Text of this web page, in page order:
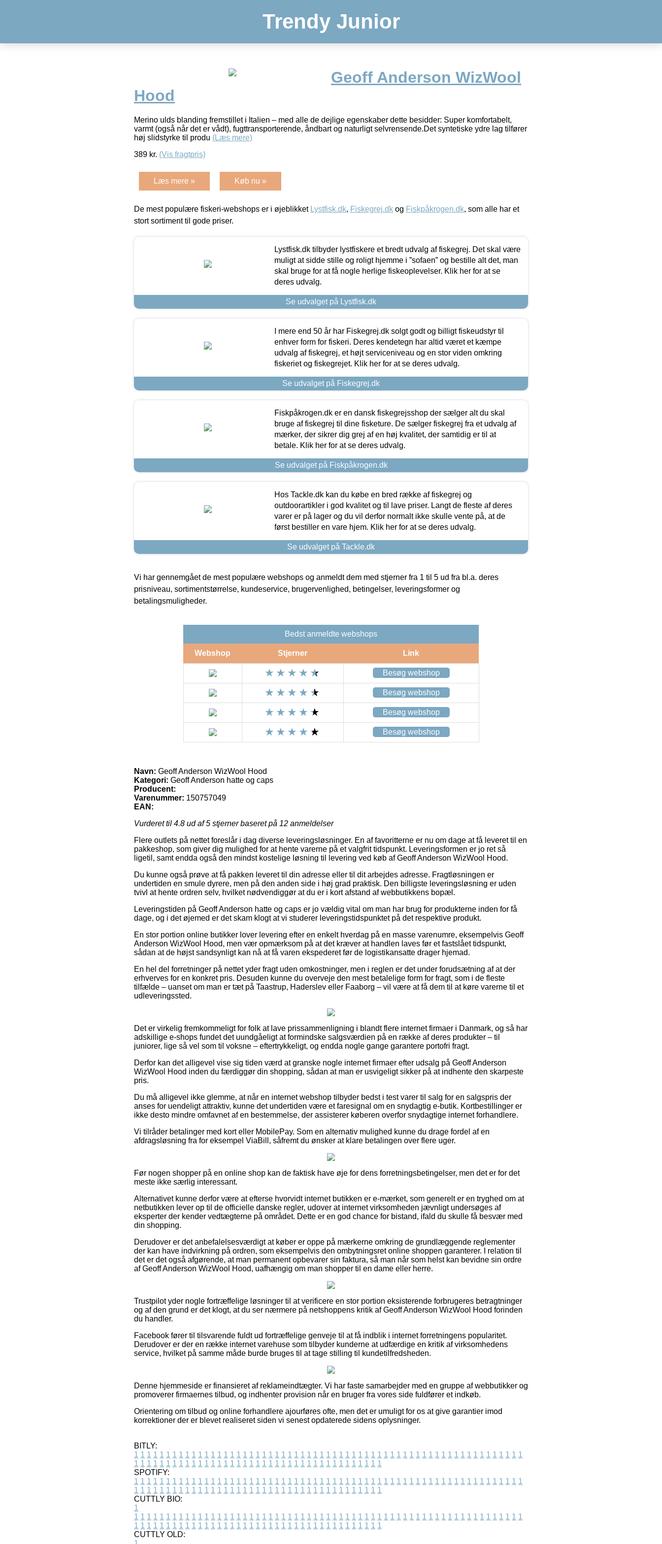
Trendy Junior
Geoff Anderson WizWool
Hood
Merino ulds blanding fremstillet i Italien – med alle de dejlige egenskaber dette besidder: Super komfortabelt,
varmt (også når det er vådt), fugttransporterende, åndbart og naturligt selvrensende.Det syntetiske ydre lag tilfører
høj slidstyrke til produ (Læs mere)
389 kr. (Vis fragtpris)
Læs mere » Køb nu »
De mest populære fiskeri-webshops er i øjeblikket Lystfisk.dk, Fiskegrej.dk og Fiskpåkrogen.dk, som alle har et
stort sortiment til gode priser.
Lystfisk.dk tilbyder lystfiskere et bredt udvalg af fiskegrej. Det skal være
muligt at sidde stille og roligt hjemme i ”sofaen” og bestille alt det, man
skal bruge for at få nogle herlige fiskeoplevelser. Klik her for at se
deres udvalg.
Se udvalget på Lystfisk.dk
I mere end 50 år har Fiskegrej.dk solgt godt og billigt fiskeudstyr til
enhver form for fiskeri. Deres kendetegn har altid været et kæmpe
udvalg af fiskegrej, et højt serviceniveau og en stor viden omkring
fiskeriet og fiskegrejet. Klik her for at se deres udvalg.
Se udvalget på Fiskegrej.dk
Fiskpåkrogen.dk er en dansk fiskegrejsshop der sælger alt du skal
bruge af fiskegrej til dine fisketure. De sælger fiskegrej fra et udvalg af
mærker, der sikrer dig grej af en høj kvalitet, der samtidig er til at
betale. Klik her for at se deres udvalg.
Se udvalget på Fiskpåkrogen.dk
Hos Tackle.dk kan du købe en bred række af fiskegrej og
outdoorartikler i god kvalitet og til lave priser. Langt de fleste af deres
varer er på lager og du vil derfor normalt ikke skulle vente på, at de
først bestiller en vare hjem. Klik her for at se deres udvalg.
Se udvalget på Tackle.dk
Vi har gennemgået de mest populære webshops og anmeldt dem med stjerner fra 1 til 5 ud fra bl.a. deres
prisniveau, sortimentstørrelse, kundeservice, brugervenlighed, betingelser, leveringsformer og
betalingsmuligheder.
Bedst anmeldte webshops
Webshop Stjerner Link
Besøg webshop
Besøg webshop
Besøg webshop
Besøg webshop
Navn: Geoff Anderson WizWool Hood
Kategori: Geoff Anderson hatte og caps
Producent:
Varenummer: 150757049
EAN:
Vurderet til 4.8 ud af 5 stjerner baseret på 12 anmeldelser
Flere outlets på nettet foreslår i dag diverse leveringsløsninger. En af favoritterne er nu om dage at få leveret til en
pakkeshop, som giver dig mulighed for at hente varerne på et valgfrit tidspunkt. Leveringsformen er jo ret så
ligetil, samt endda også den mindst kostelige løsning til levering ved køb af Geoff Anderson WizWool Hood.
Du kunne også prøve at få pakken leveret til din adresse eller til dit arbejdes adresse. Fragtløsningen er
undertiden en smule dyrere, men på den anden side i høj grad praktisk. Den billigste leveringsløsning er uden
tvivl at hente ordren selv, hvilket nødvendiggør at du er i kort afstand af webbutikkens bopæl.
Leveringstiden på Geoff Anderson hatte og caps er jo vældig vital om man har brug for produkterne inden for få
dage, og i det øjemed er det skam klogt at vi studerer leveringstidspunktet på det respektive produkt.
En stor portion online butikker lover levering efter en enkelt hverdag på en masse varenumre, eksempelvis Geoff
Anderson WizWool Hood, men vær opmærksom på at det kræver at handlen laves før et fastslået tidspunkt,
sådan at de højst sandsynligt kan nå at få varen ekspederet før de logistikansatte drager hjemad.
En hel del forretninger på nettet yder fragt uden omkostninger, men i reglen er det under forudsætning af at der
erhverves for en konkret pris. Desuden kunne du overveje den mest betalelige form for fragt, som i de fleste
tilfælde – uanset om man er tæt på Taastrup, Haderslev eller Faaborg – vil være at få dem til at køre varerne til et
udleveringssted.
Det er virkelig fremkommeligt for folk at lave prissammenligning i blandt flere internet firmaer i Danmark, og så har
adskillige e-shops fundet det uundgåeligt at formindske salgsværdien på en række af deres produkter – til
juniorer, lige så vel som til voksne – eftertrykkeligt, og endda nogle gange garantere portofri fragt.
Derfor kan det alligevel vise sig tiden værd at granske nogle internet firmaer efter udsalg på Geoff Anderson
WizWool Hood inden du færdiggør din shopping, sådan at man er usvigeligt sikker på at indhente den skarpeste
pris.
Du må alligevel ikke glemme, at når en internet webshop tilbyder bedst i test varer til salg for en salgspris der
anses for uendeligt attraktiv, kunne det undertiden være et faresignal om en snydagtig e-butik. Kortbestillinger er
ikke desto mindre omfavnet af en bestemmelse, der assisterer køberen overfor snydagtige internet forhandlere.
Vi tilråder betalinger med kort eller MobilePay. Som en alternativ mulighed kunne du drage fordel af en
afdragsløsning fra for eksempel ViaBill, såfremt du ønsker at klare betalingen over flere uger.
Før nogen shopper på en online shop kan de faktisk have øje for dens forretningsbetingelser, men det er for det
meste ikke særlig interessant.
Alternativet kunne derfor være at efterse hvorvidt internet butikken er e-mærket, som generelt er en tryghed om at
netbutikken lever op til de officielle danske regler, udover at internet virksomheden jævnligt undersøges af
eksperter der kender vedtægterne på området. Dette er en god chance for bistand, ifald du skulle få besvær med
din shopping.
Derudover er det anbefalelsesværdigt at køber er oppe på mærkerne omkring de grundlæggende reglementer
der kan have indvirkning på ordren, som eksempelvis den ombytningsret online shoppen garanterer. I relation til
det er det også afgørende, at man permanent opbevarer sin faktura, så man når som helst kan bevidne sin ordre
af Geoff Anderson WizWool Hood, uafhængig om man shopper til en dame eller herre.
Trustpilot yder nogle fortræffelige løsninger til at verificere en stor portion eksisterende forbrugeres betragtninger
og af den grund er det klogt, at du ser nærmere på netshoppens kritik af Geoff Anderson WizWool Hood forinden
du handler.
Facebook fører til tilsvarende fuldt ud fortræffelige genveje til at få indblik i internet forretningens popularitet.
Derudover er der en række internet varehuse som tilbyder kunderne at udfærdige en kritik af virksomhedens
service, hvilket på samme måde burde bruges til at tage stilling til kundetilfredsheden.
Denne hjemmeside er finansieret af reklameindtægter. Vi har faste samarbejder med en gruppe af webbutikker og
promoverer firmaernes tilbud, og indhenter provision når en bruger fra vores side fuldfører et indkøb.
Orientering om tilbud og online forhandlere ajourføres ofte, men det er umuligt for os at give garantier imod
korrektioner der er blevet realiseret siden vi senest opdaterede sidens oplysninger.
BITLY:
1 1 1 1 1 1 1 1 1 1 1 1 1 1 1 1 1 1 1 1 1 1 1 1 1 1 1 1 1 1 1 1 1 1 1 1 1 1 1 1 1 1 1 1 1 1 1 1 1 1 1 1 1 1 1 1 1 1 1 1 1
1 1 1 1 1 1 1 1 1 1 1 1 1 1 1 1 1 1 1 1 1 1 1 1 1 1 1 1 1 1 1 1 1 1 1 1 1 1 1
SPOTIFY:
1 1 1 1 1 1 1 1 1 1 1 1 1 1 1 1 1 1 1 1 1 1 1 1 1 1 1 1 1 1 1 1 1 1 1 1 1 1 1 1 1 1 1 1 1 1 1 1 1 1 1 1 1 1 1 1 1 1 1 1 1
1 1 1 1 1 1 1 1 1 1 1 1 1 1 1 1 1 1 1 1 1 1 1 1 1 1 1 1 1 1 1 1 1 1 1 1 1 1 1
CUTTLY BIO:
1
1 1 1 1 1 1 1 1 1 1 1 1 1 1 1 1 1 1 1 1 1 1 1 1 1 1 1 1 1 1 1 1 1 1 1 1 1 1 1 1 1 1 1 1 1 1 1 1 1 1 1 1 1 1 1 1 1 1 1 1 1
1 1 1 1 1 1 1 1 1 1 1 1 1 1 1 1 1 1 1 1 1 1 1 1 1 1 1 1 1 1 1 1 1 1 1 1 1 1 1
CUTTLY OLD: